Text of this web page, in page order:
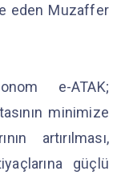
eden Muzaffer
e-ATAK;
minimize
artırılması,
güçlü